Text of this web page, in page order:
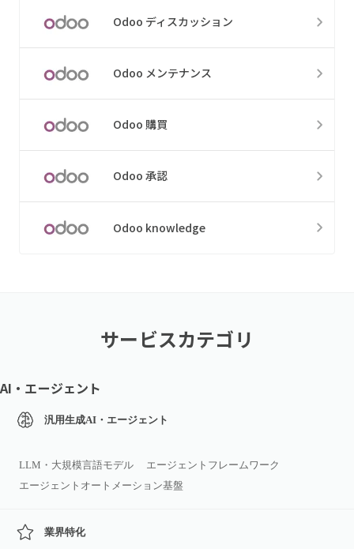
Odoo ディスカッション
Odoo メンテナンス
Odoo 購買
Odoo 承認
Odoo knowledge
サービスカテゴリ
AI・エージェント
汎用生成AI・エージェント
LLM・大規模言語モデル
エージェントフレームワーク
エージェントオートメーション基盤
業界特化